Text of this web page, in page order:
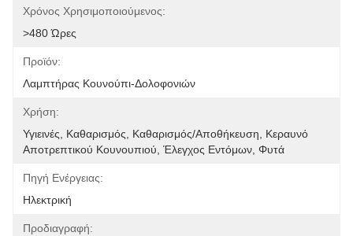
Χρόνος Χρησιμοποιούμενος:
>480 Ώρες
Προϊόν:
Λαμπτήρας Κουνούπι-Δολοφονιών
Χρήση:
Υγιεινές, Καθαρισμός, Καθαρισμός/Αποθήκευση, Κεραυνό
Αποτρεπτικού Κουνουπιού, Έλεγχος Εντόμων, Φυτά
Πηγή Ενέργειας:
Ηλεκτρική
Προδιαγραφή: